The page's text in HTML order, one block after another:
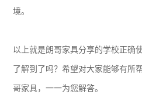
境。
以上就是朗哥家具分享的学校正确
了解到了吗？希望对大家能够有所
哥家具，一一为您解答。